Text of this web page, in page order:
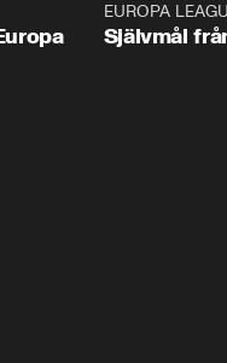
EUROPA
Självmål